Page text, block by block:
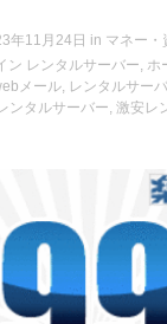
年11月24日 in マネー・
ン レンタルサーバー, ホ
メール, レンタルサー
ンタルサーバー, 激安レ